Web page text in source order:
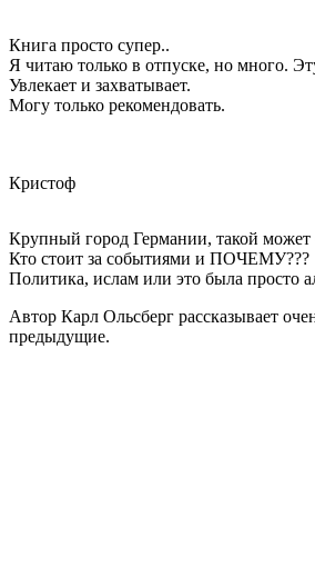
Книга просто супер..
Я читаю только в отпуске, но много.
Увлекает и захватывает.
Могу только рекомендовать.
Кристоф
Крупный город Германии, такой может
Кто стоит за событиями и ПОЧЕМУ???
Политика, ислам или это была просто
Автор Карл Ольсберг рассказывает
предыдущие.